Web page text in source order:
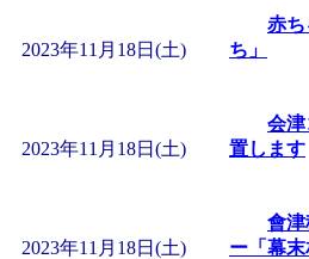
2023年11月18日(土)
赤
ち」
2023年11月18日(土)
会
置します
2023年11月18日(土)
會津
ー「幕末